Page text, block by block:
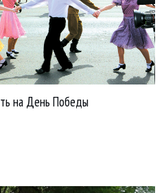
на День Победы